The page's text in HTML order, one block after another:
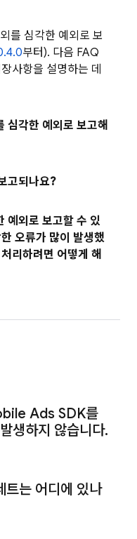
를 심각한 예외로 보
부터). 다음 FAQ
사항을 설명하는 데
심각한 예외로 보고해
고되나요?
예외로 보고할 수 있
오류가 많이 발생했
리하려면 어떻게 해
Ads SDK를
생하지 않습니다.
는 어디에 있나